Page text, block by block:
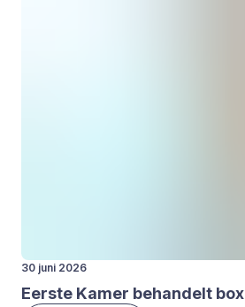
30 juni 2026
Eer­ste Kamer behan­delt box